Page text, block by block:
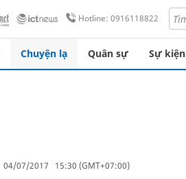
Hotline: 0916118822
Chuyện lạ Quân sự Sự kiện
04/07/2017 15:30 (GMT+07:00)